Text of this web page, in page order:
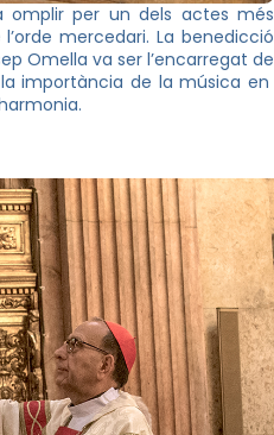
omplir per un dels actes més
mercedari. La benedicció
Omella va ser l’encarregat de
importància de la música en